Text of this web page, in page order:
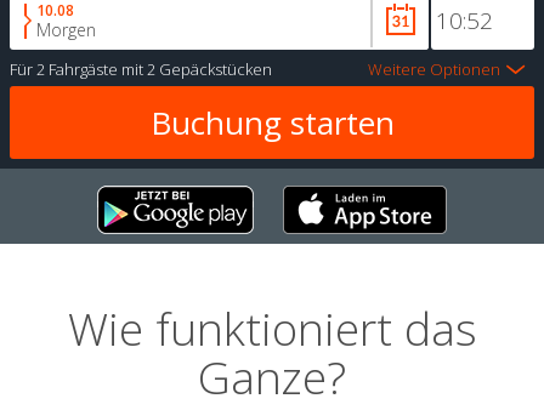
10.08
Morgen
Für2 Fahrgäste mit2 Gepäckstücken Weitere Optionen
Wie funktioniert das
Ganze?